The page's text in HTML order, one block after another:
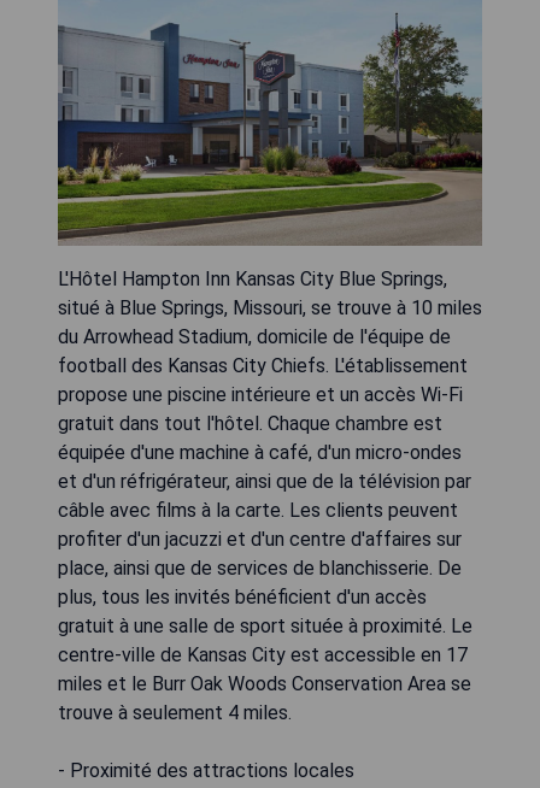
L'Hôtel Hampton Inn Kansas City Blue Springs,
situé à Blue Springs, Missouri, se trouve à 10 miles
du Arrowhead Stadium, domicile de l'équipe de
football des Kansas City Chiefs. L'établissement
propose une piscine intérieure et un accès Wi-Fi
gratuit dans tout l'hôtel. Chaque chambre est
équipée d'une machine à café, d'un micro-ondes
et d'un réfrigérateur, ainsi que de la télévision par
câble avec films à la carte. Les clients peuvent
profiter d'un jacuzzi et d'un centre d'affaires sur
place, ainsi que de services de blanchisserie. De
plus, tous les invités bénéficient d'un accès
gratuit à une salle de sport située à proximité. Le
centre-ville de Kansas City est accessible en 17
miles et le Burr Oak Woods Conservation Area se
trouve à seulement 4 miles.
- Proximité des attractions locales